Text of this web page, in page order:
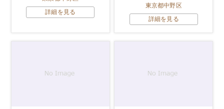
詳細を見る
東京都中野区
詳細を見る